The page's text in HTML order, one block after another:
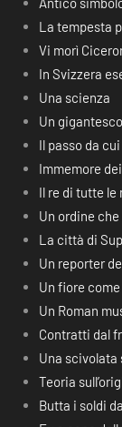
La tempesta
Vi morì
In Svizzera
Una scienza
Un
Il passo da cui
Immemore
Il re di tutte le
Un ordine
La città di
Un reporter
Un fiore
Un Roman
Contratti dal
Una scivolata
Teoria
Butta i soldi